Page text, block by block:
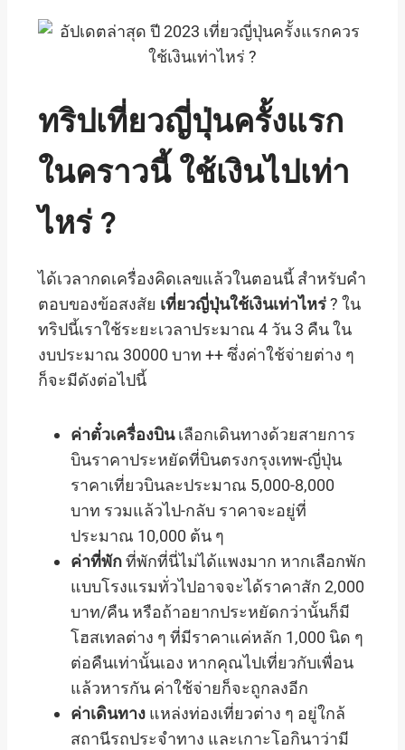
ทริปเที่ยวญี่ปุ่นครั้งแรก
ในคราวนี้ ใช้เงินไปเท่า
ไหร่ ?
ได้เวลากดเครื่องคิดเลขแล้วในตอนนี้ สำหรับคำ
ตอบของข้อสงสัย เที่ยวญี่ปุ่นใช้เงินเท่าไหร่? ใน
ทริปนี้เราใช้ระยะเวลาประมาณ 4 วัน 3 คืน ใน
งบประมาณ 30000 บาท ++ ซึ่งค่าใช้จ่ายต่าง ๆ
ก็จะมีดังต่อไปนี้
ค่าตั๋วเครื่องบินเลือกเดินทางด้วยสายการ
บินราคาประหยัดที่บินตรงกรุงเทพ-ญี่ปุ่น
ราคาเที่ยวบินละประมาณ 5,000-8,000
บาท รวมแล้วไป-กลับ ราคาจะอยู่ที่
ประมาณ 10,000 ต้น ๆ
ค่าที่พักที่พักที่นี่ไม่ได้แพงมาก หากเลือกพัก
แบบโรงแรมทั่วไปอาจจะได้ราคาสัก 2,000
บาท/คืน หรือถ้าอยากประหยัดกว่านั้นก็มี
โฮสเทลต่าง ๆ ที่มีราคาแค่หลัก 1,000 นิด ๆ
ต่อคืนเท่านั้นเอง หากคุณไปเที่ยวกับเพื่อน
แล้วหารกัน ค่าใช้จ่ายก็จะถูกลงอีก
ค่าเดินทาง แหล่งท่องเที่ยวต่าง ๆ อยู่ใกล้
สถานีรถประจำทาง และเกาะโอกินาว่ามี